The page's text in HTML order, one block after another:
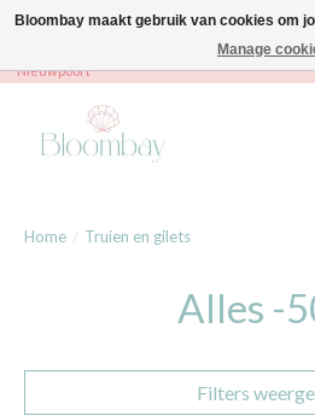
Bloombay - Babies & Kids - Bali home & interior
Nieuwpoort
Home / Truien en gilets
Alles -
Filters
Bloombay maakt gebruik van cookies om
Manage